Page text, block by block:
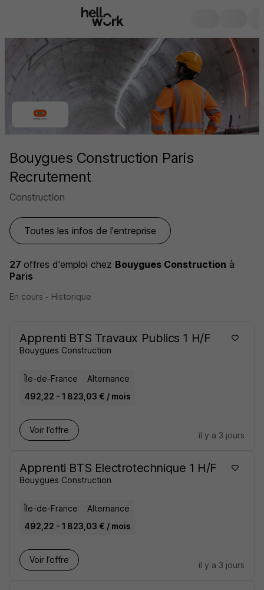
Bouygues Construction Paris
Recrutement
Construction
Toutes les infos de l'entreprise
27 offres d'emploi chez Bouygues Construction à
Paris
En cours - Historique
Apprenti BTS Travaux Publics 1 H/F
Bouygues Construction
Île-de-France
Alternance
492,22 - 1 823,03 € / mois
Voir l’offre
il y a 3 jours
Apprenti BTS Electrotechnique 1 H/F
Bouygues Construction
Île-de-France
Alternance
492,22 - 1 823,03 € / mois
Voir l’offre
il y a 3 jours